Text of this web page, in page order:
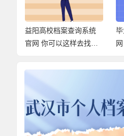
益阳高校档案查询系统
官网 你可以这样去找档